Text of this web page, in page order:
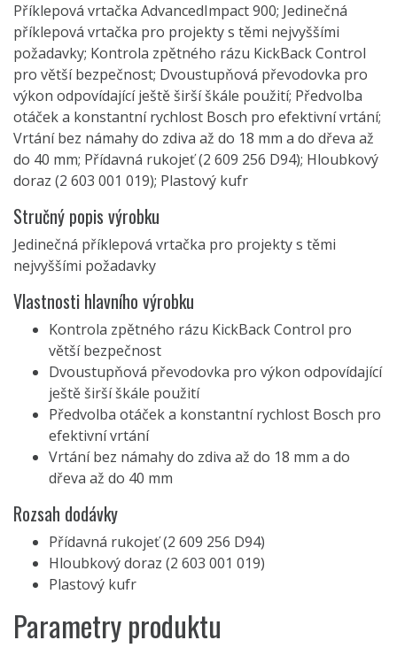
Příklepová vrtačka AdvancedImpact 900; Jedinečná
příklepová vrtačka pro projekty s těmi nejvyššími
požadavky; Kontrola zpětného rázu KickBack Control
pro větší bezpečnost; Dvoustupňová převodovka pro
výkon odpovídající ještě širší škále použití; Předvolba
otáček a konstantní rychlost Bosch pro efektivní vrtání;
Vrtání bez námahy do zdiva až do 18 mm a do dřeva až
do 40 mm; Přídavná rukojeť (2 609 256 D94); Hloubkový
doraz (2 603 001 019); Plastový kufr
Stručný popis výrobku
Jedinečná příklepová vrtačka pro projekty s těmi
nejvyššími požadavky
Vlastnosti hlavního výrobku
Kontrola zpětného rázu KickBack Control pro
větší bezpečnost
Dvoustupňová převodovka pro výkon odpovídající
ještě širší škále použití
Předvolba otáček a konstantní rychlost Bosch pro
efektivní vrtání
Vrtání bez námahy do zdiva až do 18 mm a do
dřeva až do 40 mm
Rozsah dodávky
Přídavná rukojeť (2 609 256 D94)
Hloubkový doraz (2 603 001 019)
Plastový kufr
Parametry produktu